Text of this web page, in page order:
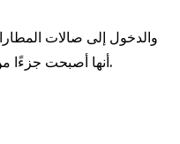
أنها أصبحت جزءًا من منظومة أوسع تشمل العافية وتجارب الحياة اليومية، ما يعكس تغيرًا واضحًا في أولويات العملاء.